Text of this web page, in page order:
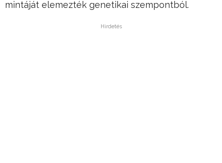
mintáját elemezték genetikai szempontból.
Hirdetés